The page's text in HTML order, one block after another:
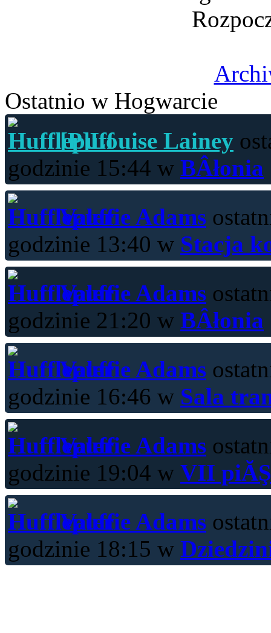
Ostatnio w Hogwarcie
[P]Louise Lainey
godzinie 15:44 w BÂłonia
Valerie Adams
godzinie 13:40 w Stacja
Valerie Adams
godzinie 21:20 w BÂłonia
Valerie Adams
godzinie 16:46 w Sala
Valerie Adams
godzinie 19:04 w VII
Valerie Adams
godzinie 18:15 w